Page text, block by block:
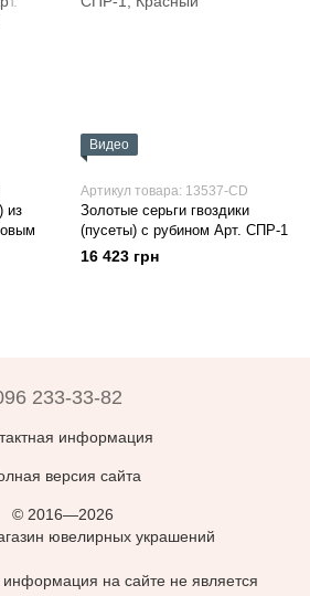
из
Видео
Артикул товара: 13537-CD
Золотые серьги гвоздики
(пусеты) с рубином Арт. СПР-1
16 423 грн
233-33-82
информация
версия сайта
© 2016—2026
ювелирных украшений
на сайте не является